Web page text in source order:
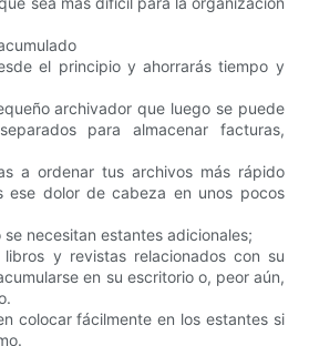
el principio y ahorrarás tiempo y
archivador que luego se puede
para almacenar facturas,
a ordenar tus archivos más rápido
ese dolor de cabeza en unos pocos
necesitan estantes adicionales;
y revistas relacionados con su
en su escritorio o, peor aún,
colocar fácilmente en los estantes si